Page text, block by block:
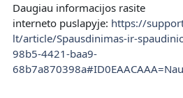
Daugiau informacijos rasite
interneto puslapyje: https://
lt/article/Spausdinimas-ir-
98b5-4421-baa9-